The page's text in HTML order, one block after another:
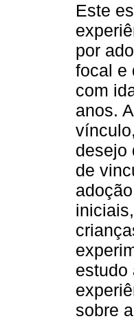
Este
por
focal e
com
anos.
desejo
de
estudo
sobre